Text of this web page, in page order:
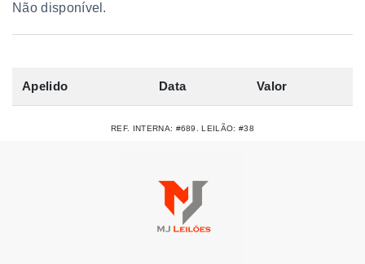
Não disponível.
Apelido Data Valor
REF. INTERNA: #689. LEILÃO: #38